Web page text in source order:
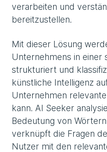
verarbeiten und
bereitzustellen.
Mit dieser Lösung
Unternehmens in einer
strukturiert und
künstliche Intelligenz
Unternehmen
kann. AI Seeker
Bedeutung von
verknüpft die Fragen
Nutzer mit den